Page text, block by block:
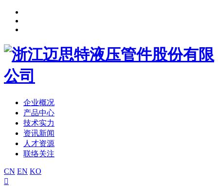
企业概况
产品中心
技术实力
资讯新闻
人才资源
联络关注
CN EN KO
